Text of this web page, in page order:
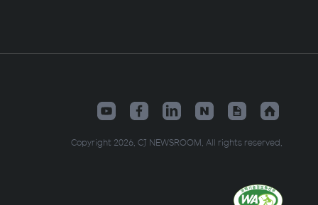
Copyright 2026. CJ NEWSROOM. All rights reserved.